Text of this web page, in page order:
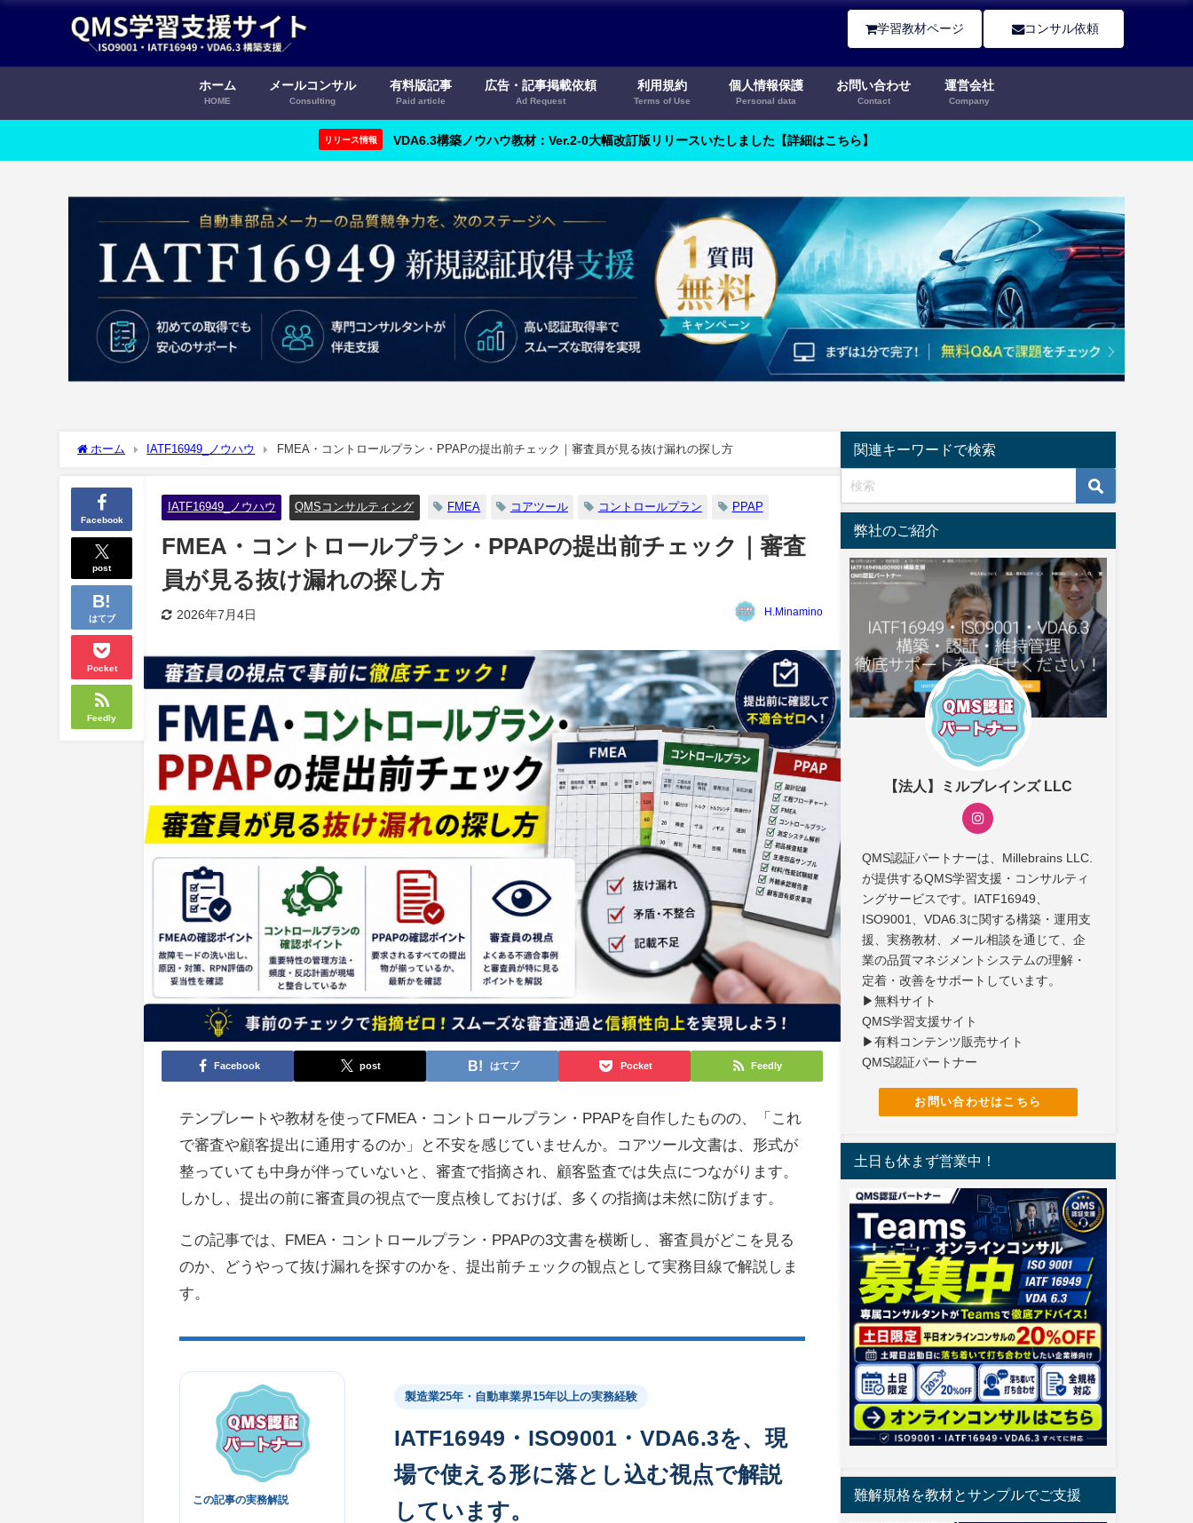
学習教材ページ コンサル依頼
ホーム
HOME
メールコンサル
Consulting
有料版記事
Paid article
広告・記事掲載依頼
Ad Request
利用規約
Terms of Use
個人情報保護
Personal data
お問い合わせ
Contact
運営会社
Company
リリース情報 VDA6.3構築ノウハウ教材：Ver.2-0大幅改訂版リリースいたしました【詳細はこちら】
ホーム IATF16949_ノウハウ FMEA・コントロールプラン・PPAPの提出前チェック｜審査員が見る抜け漏れの探し方
Facebook
post
はてブ
Pocket
Feedly
IATF16949_ノウハウ QMSコンサルティング FMEA コアツール コントロールプラン PPAP
FMEA・コントロールプラン・PPAPの提出前チェック｜審査
員が見る抜け漏れの探し方
2026年7月4日 H.Minamino
Facebook post はてブ Pocket Feedly
テンプレートや教材を使ってFMEA・コントロールプラン・PPAPを自作したものの、「これ
で審査や顧客提出に通用するのか」と不安を感じていませんか。コアツール文書は、形式が
整っていても中身が伴っていないと、審査で指摘され、顧客監査では失点につながります。
しかし、提出の前に審査員の視点で一度点検しておけば、多くの指摘は未然に防げます。
この記事では、FMEA・コントロールプラン・PPAPの3文書を横断し、審査員がどこを見る
のか、どうやって抜け漏れを探すのかを、提出前チェックの観点として実務目線で解説しま
す。
この記事の実務解説
製造業25年・自動車業界15年以上の実務経験
IATF16949・ISO9001・VDA6.3を、現
場で使える形に落とし込む視点で解説
しています。
関連キーワードで検索
弊社のご紹介
【法人】ミルブレインズ LLC
QMS認証パートナーは、Millebrains LLC.
が提供するQMS学習支援・コンサルティ
ングサービスです。IATF16949、
ISO9001、VDA6.3に関する構築・運用支
援、実務教材、メール相談を通じて、企
業の品質マネジメントシステムの理解・
定着・改善をサポートしています。
▶無料サイト
QMS学習支援サイト
▶有料コンテンツ販売サイト
QMS認証パートナー
お問い合わせはこちら
土日も休まず営業中！
難解規格を教材とサンプルでご支援